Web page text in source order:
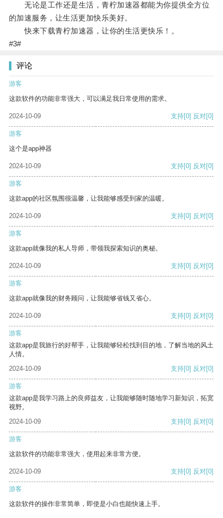
无论是工作还是生活，青柠加速器都能为你提供全方位
的加速服务，让生活更加快乐美好。
快来下载青柠加速器，让你的生活更快乐！。
#3#
评论
游客
这款软件的功能非常强大，可以满足我日常使用的需求。
2024-10-09 支持[0] 反对[0]
游客
这个是app神器
2024-10-09 支持[0] 反对[0]
游客
这款app的社区氛围很温馨，让我能够感受到家的温暖。
2024-10-09 支持[0] 反对[0]
游客
这款app就像我的私人导师，带领我探索知识的奥秘。
2024-10-09 支持[0] 反对[0]
游客
这款app就像我的财务顾问，让我能够省钱又省心。
2024-10-09 支持[0] 反对[0]
游客
这款app是我旅行的好帮手，让我能够轻松找到目的地，了解当地的风土
人情。
2024-10-09
支持[0] 反对[0]
游客
这款app是我学习路上的良师益友，让我能够随时随地学习新知识，拓宽
视野。
2024-10-09
支持[0] 反对[0]
游客
这款软件的功能非常强大，使用起来非常方便。
2024-10-09 支持[0] 反对[0]
游客
这款软件的操作非常简单，即使是小白也能快速上手。